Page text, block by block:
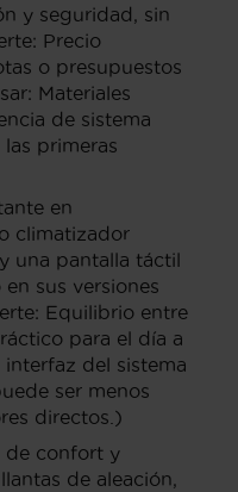
y seguridad, sin
Precio
o presupuestos
Materiales
de sistema
primeras
en
climatizador
una pantalla táctil
sus versiones
Equilibrio entre
para el día a
del sistema
ser menos
directos.)
de confort y
de aleación,